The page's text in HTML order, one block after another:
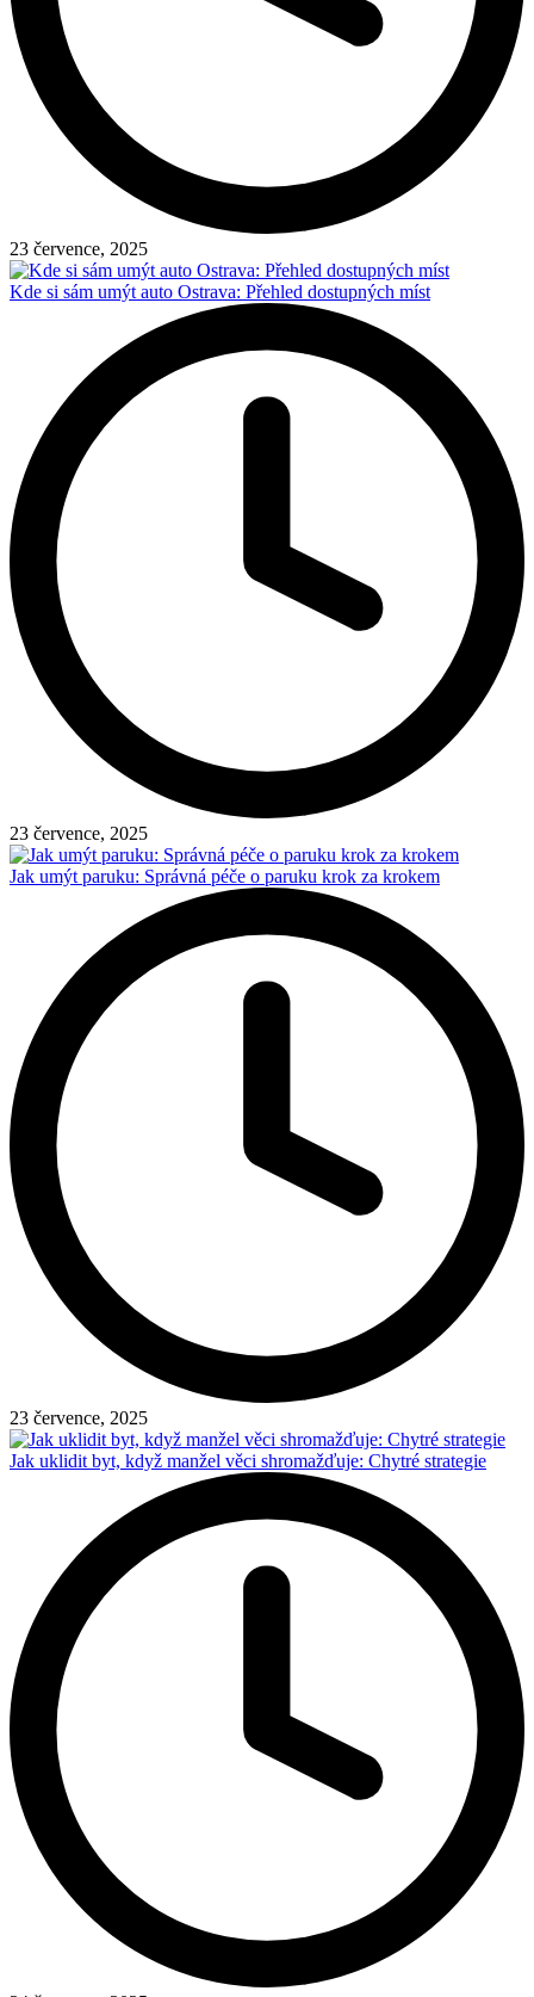
23 července, 2025
Kde si sám umýt auto Ostrava: Přehled dostupných míst
23 července, 2025
Jak umýt paruku: Správná péče o paruku krok za krokem
23 července, 2025
Jak uklidit byt, když manžel věci shromažďuje: Chytré strategie